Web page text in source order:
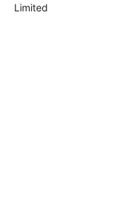
Limited